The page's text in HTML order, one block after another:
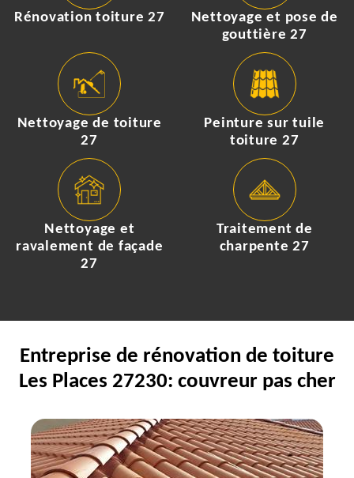
Rénovation toiture 27
Nettoyage et pose de
gouttière 27
Nettoyage de toiture
27
Peinture sur tuile
toiture 27
Nettoyage et
ravalement de façade
27
Traitement de
charpente 27
Entreprise de rénovation de toiture
Les Places 27230: couvreur pas cher